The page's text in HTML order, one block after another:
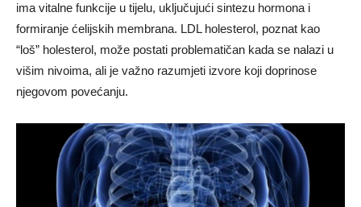
ima vitalne funkcije u tijelu, uključujući sintezu hormona i
formiranje ćelijskih membrana. LDL holesterol, poznat kao
“loš” holesterol, može postati problematičan kada se nalazi u
višim nivoima, ali je važno razumjeti izvore koji doprinose
njegovom povećanju.